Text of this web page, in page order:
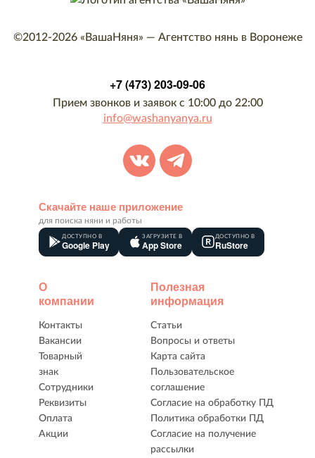
©2012-2026 «ВашаНяня» — Агентство нянь в Воронеже
+7 (473) 203-09-06
Прием звонков и заявок с 10:00 до 22:00
info@washanyanya.ru
Скачайте наше приложение
для поиска няни и работы
ДОСТУПНО В
Google Play
ЗАГРУЗИТЕ В
App Store
ДОСТУПНО В
RuStore
О
компании
Контакты
Вакансии
Товарный
знак
Сотрудники
Реквизиты
Оплата
Акции
Полезная
информация
Статьи
Вопросы и ответы
Карта сайта
Пользовательское
соглашение
Согласие на обработку ПД
Политика обработки ПД
Согласие на получение
рассылки